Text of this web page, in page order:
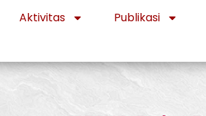
Aktivitas Publikasi